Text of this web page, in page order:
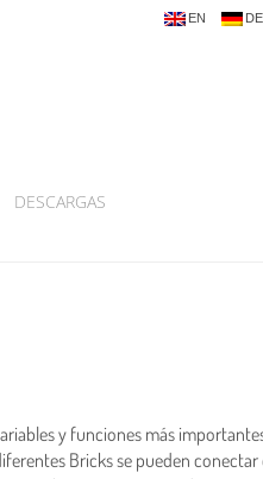
EN DE
DESCARGAS
y funciones más
Bricks se pueden